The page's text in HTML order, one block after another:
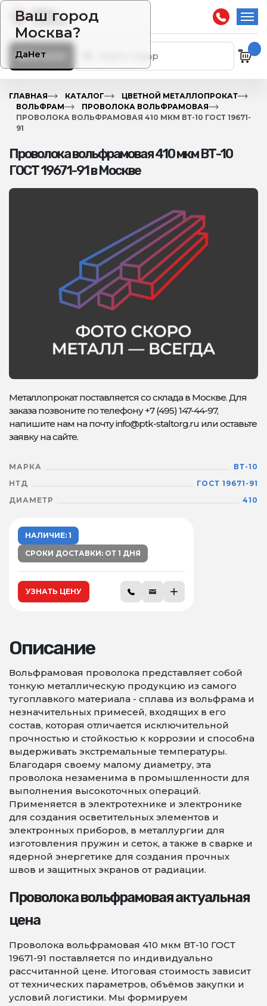
Ваш город
Москва?
ДаНет
Каталог
ГЛАВНАЯ КАТАЛОГ
ЦВЕТНОЙ МЕТАЛЛОПРОКАТ
ВОЛЬФРАМ
ПРОВОЛОКА ВОЛЬФРАМОВАЯ
ПРОВОЛОКА ВОЛЬФРАМОВАЯ 410 МКМ ВТ-10 ГОСТ 19671-
91
Проволока вольфрамовая 410 мкм ВТ-10
ГОСТ 19671-91 в Москве
Металлопрокат поставляется со склада в Москве. Для
заказа позвоните по телефону +7 (495) 147-44-97,
напишите нам на почту info@ptk-staltorg.ru или оставьте
заявку на сайте.
МАРКА
ВТ-10
НТД
ГОСТ 19671-91
ДИАМЕТР
410
НАЛИЧИЕ: 1
СРОКИ ДОСТАВКИ: ОТ 1 ДНЯ
УЗНАТЬ ЦЕНУ
Описание
Вольфрамовая проволока представляет собой
тонкую металлическую продукцию из самого
тугоплавкого материала - сплава из вольфрама и
незначительных примесей, входящих в его
состав, которая отличается исключительной
прочностью и стойкостью к коррозии и способна
выдерживать экстремальные температуры.
Благодаря своему малому диаметру, эта
проволока незаменима в промышленности для
выполнения высокоточных операций.
Применяется в электротехнике и электронике
для создания осветительных элементов и
электронных приборов, в металлургии для
изготовления пружин и сеток, а также в сварке и
ядерной энергетике для создания прочных
швов и защитных экранов от радиации.
Проволока вольфрамовая актуальная
цена
Проволока вольфрамовая 410 мкм ВТ-10 ГОСТ
19671-91 поставляется по индивидуально
рассчитанной цене. Итоговая стоимость зависит
от технических параметров, объёмов закупки и
условий логистики. Мы формируем